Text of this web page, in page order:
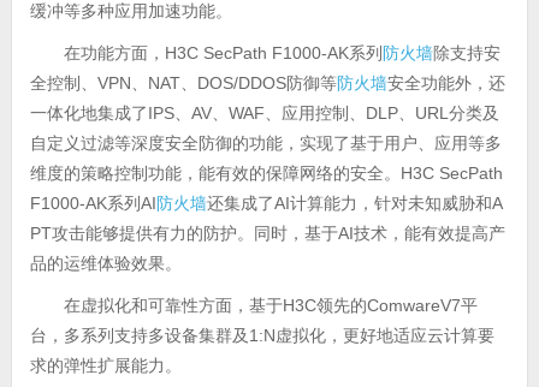
缓冲等多种应用加速功能。
在功能方面，H3C SecPath F1000-AK系列 防火墙除支持安
全控制、VPN、NAT、DOS/DDOS防御等防火墙安全功能外，还
一体化地集成了IPS、AV、WAF、应用控制、DLP、URL分类及
自定义过滤等深度安全防御的功能，实现了基于用户、应用等多
维度的策略控制功能，能有效的保障网络的安全。H3C SecPath
F1000-AK系列AI防火墙还集成了AI计算能力，针对未知威胁和A
PT攻击能够提供有力的防护。同时，基于AI技术，能有效提高产
品的运维体验效果。
在虚拟化和可靠性方面，基于H3C领先的ComwareV7平
台，多系列支持多设备集群及1:N虚拟化，更好地适应云计算要
求的弹性扩展能力。